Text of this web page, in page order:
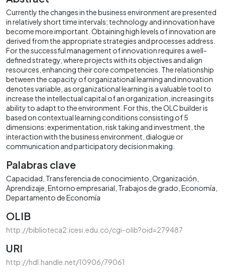
Currently the changes in the business environment are presented
in relatively short time intervals; technology and innovation have
become more important. Obtaining high levels of innovation are
derived from the appropriate strategies and processes address.
For the successful management of innovation requires a well-
defined strategy, where projects with its objectives and align
resources, enhancing their core competencies. The relationship
between the capacity of organizational learning and innovation
denotes variable, as organizational learning is a valuable tool to
increase the intellectual capital of an organization, increasing its
ability to adapt to the environment. For this, the OLC builder is
based on contextual learning conditions consisting of 5
dimensions: experimentation, risk taking and investment, the
interaction with the business environment, dialogue or
communication and participatory decision making.
Palabras clave
Capacidad Transferencia de conocimiento Organización
Aprendizaje Entorno empresarial Trabajos de grado Economía
Departamento de Economía
OLIB
http://biblioteca2.icesi.edu.co/cgi-olib?oid=279487
URI
http://hdl.handle.net/10906/79061